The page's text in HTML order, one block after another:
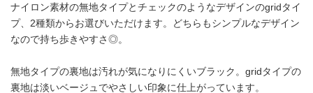
ナイロン素材の無地タイプとチェックのようなデザインのgridタイ
プ、2種類からお選びいただけます。どちらもシンプルなデザイン
なので持ち歩きやすさ◎。
無地タイプの裏地は汚れが気になりにくいブラック。gridタイプの
裏地は淡いベージュでやさしい印象に仕上がっています。